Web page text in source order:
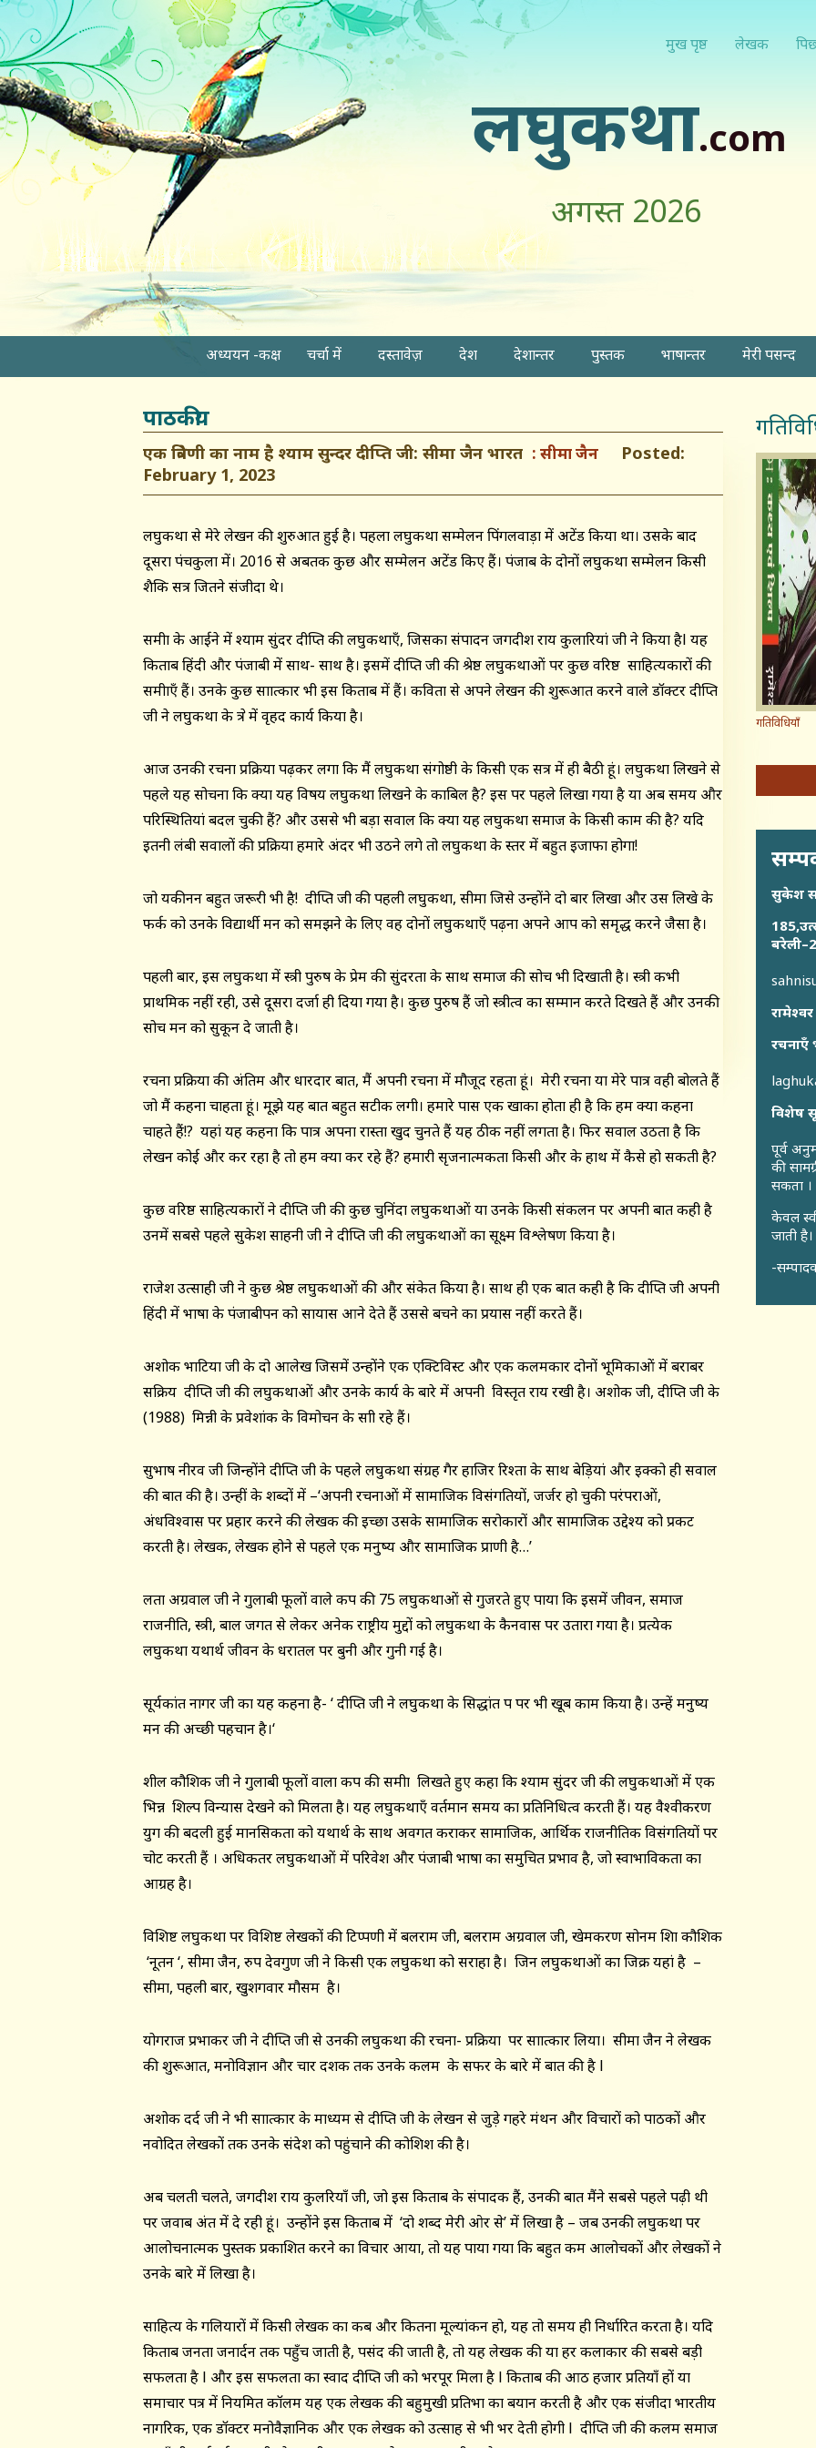
मुख पृष्ठ लेखक
लघुकथा.com
अगस्त 2026
अध्ययन -कक्ष चर्चा में दस्तावेज़ देश देशान्तर पुस्तक भाषान्तर मेरी पसन्द
पाठकीय
एक त्रिवेणी का नाम है श्याम सुन्दर दीप्ति जी: सीमा जैन भारत सीमा जैन Posted:
February 1, 2023
लघुकथा से मेरे लेखन की शुरुआत हुई है। पहला लघुकथा सम्मेलन पिंगलवाड़ा में अटेंड किया था। उसके बाद
दूसरा पंचकुला में। 2016 से अबतक कुछ और सम्मेलन अटेंड किए हैं। पंजाब के दोनों लघुकथा सम्मेलन किसी
शैक्षिक सत्र जितने संजीदा थे।
समीक्षा के आईने में श्याम सुंदर दीप्ति की लघुकथाएँ, जिसका संपादन जगदीश राय कुलारियां जी ने किया हैl यह
किताब हिंदी और पंजाबी में साथ- साथ है। इसमें दीप्ति जी की श्रेष्ठ लघुकथाओं पर कुछ वरिष्ठ साहित्यकारों की
समीक्षाएँ हैं। उनके कुछ साक्षात्कार भी इस किताब में हैं। कविता से अपने लेखन की शुरूआत करने वाले डॉक्टर दीप्ति
जी ने लघुकथा के क्षेत्र में वृहद कार्य किया है।
आज उनकी रचना प्रक्रिया पढ़कर लगा कि मैं लघुकथा संगोष्ठी के किसी एक सत्र में ही बैठी हूं। लघुकथा लिखने से
पहले यह सोचना कि क्या यह विषय लघुकथा लिखने के काबिल है? इस पर पहले लिखा गया है या अब समय और
परिस्थितियां बदल चुकी हैं? और उससे भी बड़ा सवाल कि क्या यह लघुकथा समाज के किसी काम की है? यदि
इतनी लंबी सवालों की प्रक्रिया हमारे अंदर भी उठने लगे तो लघुकथा के स्तर में बहुत इजाफा होगा!
जो यकीनन बहुत जरूरी भी है! दीप्ति जी की पहली लघुकथा, सीमा जिसे उन्होंने दो बार लिखा और उस लिखे के
फर्क को उनके विद्यार्थी मन को समझने के लिए वह दोनों लघुकथाएँ पढ़ना अपने आप को समृद्ध करने जैसा है।
पहली बार, इस लघुकथा में स्त्री पुरुष के प्रेम की सुंदरता के साथ समाज की सोच भी दिखाती है। स्त्री कभी
प्राथमिक नहीं रही, उसे दूसरा दर्जा ही दिया गया है। कुछ पुरुष हैं जो स्त्रीत्व का सम्मान करते दिखते हैं और उनकी
सोच मन को सुकून दे जाती है।
रचना प्रक्रिया की अंतिम और धारदार बात, मैं अपनी रचना में मौजूद रहता हूं। मेरी रचना या मेरे पात्र वही बोलते हैं
जो मैं कहना चाहता हूं। मूझे यह बात बहुत सटीक लगी। हमारे पास एक खाका होता ही है कि हम क्या कहना
चाहते हैं!? यहां यह कहना कि पात्र अपना रास्ता खुद चुनते हैं यह ठीक नहीं लगता है। फिर सवाल उठता है कि
लेखन कोई और कर रहा है तो हम क्या कर रहे हैं? हमारी सृजनात्मकता किसी और के हाथ में कैसे हो सकती है?
कुछ वरिष्ठ साहित्यकारों ने दीप्ति जी की कुछ चुनिंदा लघुकथाओं या उनके किसी संकलन पर अपनी बात कही है
उनमें सबसे पहले सुकेश साहनी जी ने दीप्ति जी की लघुकथाओं का सूक्ष्म विश्लेषण किया है।
राजेश उत्साही जी ने कुछ श्रेष्ठ लघुकथाओं की और संकेत किया है। साथ ही एक बात कही है कि दीप्ति जी अपनी
हिंदी में भाषा के पंजाबीपन को सायास आने देते हैं उससे बचने का प्रयास नहीं करते हैं।
अशोक भाटिया जी के दो आलेख जिसमें उन्होंने एक एक्टिविस्ट और एक कलमकार दोनों भूमिकाओं में बराबर
सक्रिय दीप्ति जी की लघुकथाओं और उनके कार्य के बारे में अपनी विस्तृत राय रखी है। अशोक जी, दीप्ति जी के
(1988) मिन्नी के प्रवेशांक के विमोचन के साक्षी रहे हैं।
सुभाष नीरव जी जिन्होंने दीप्ति जी के पहले लघुकथा संग्रह गैर हाजिर रिश्ता के साथ बेड़ियां और इक्को ही सवाल
की बात की है। उन्हीं के शब्दों में –‘अपनी रचनाओं में सामाजिक विसंगतियों, जर्जर हो चुकी परंपराओं,
अंधविश्वास पर प्रहार करने की लेखक की इच्छा उसके सामाजिक सरोकारों और सामाजिक उद्देश्य को प्रकट
करती है। लेखक, लेखक होने से पहले एक मनुष्य और सामाजिक प्राणी है…’
लता अग्रवाल जी ने गुलाबी फूलों वाले कप की 75 लघुकथाओं से गुजरते हुए पाया कि इसमें जीवन, समाज
राजनीति, स्त्री, बाल जगत से लेकर अनेक राष्ट्रीय मुद्दों को लघुकथा के कैनवास पर उतारा गया है। प्रत्येक
लघुकथा यथार्थ जीवन के धरातल पर बुनी और गुनी गई है।
सूर्यकांत नागर जी का यह कहना है- ‘ दीप्ति जी ने लघुकथा के सिद्धांत पक्ष पर भी खूब काम किया है। उन्हें मनुष्य
मन की अच्छी पहचान है।‘
शील कौशिक जी ने गुलाबी फूलों वाला कप की समीक्षा लिखते हुए कहा कि श्याम सुंदर जी की लघुकथाओं में एक
भिन्न शिल्प विन्यास देखने को मिलता है। यह लघुकथाएँ वर्तमान समय का प्रतिनिधित्व करती हैं। यह वैश्वीकरण
युग की बदली हुई मानसिकता को यथार्थ के साथ अवगत कराकर सामाजिक, आर्थिक राजनीतिक विसंगतियों पर
चोट करती हैं । अधिकतर लघुकथाओं में परिवेश और पंजाबी भाषा का समुचित प्रभाव है, जो स्वाभाविकता का
आग्रह है।
विशिष्ट लघुकथा पर विशिष्ट लेखकों की टिप्पणी में बलराम जी, बलराम अग्रवाल जी, खेमकरण सोनम शिक्षा कौशिक
‘नूतन ‘, सीमा जैन, रुप देवगुण जी ने किसी एक लघुकथा को सराहा है। जिन लघुकथाओं का जिक्र यहां है –
सीमा, पहली बार, खुशगवार मौसम है।
योगराज प्रभाकर जी ने दीप्ति जी से उनकी लघुकथा की रचना- प्रक्रिया पर साक्षात्कार लिया। सीमा जैन ने लेखक
की शुरूआत, मनोविज्ञान और चार दशक तक उनके कलम के सफर के बारे में बात की है l
अशोक दर्द जी ने भी साक्षात्कार के माध्यम से दीप्ति जी के लेखन से जुड़े गहरे मंथन और विचारों को पाठकों और
नवोदित लेखकों तक उनके संदेश को पहुंचाने की कोशिश की है।
अब चलती चलते, जगदीश राय कुलरियाँ जी, जो इस किताब के संपादक हैं, उनकी बात मैंने सबसे पहले पढ़ी थी
पर जवाब अंत में दे रही हूं। उन्होंने इस किताब में ‘दो शब्द मेरी ओर से’ में लिखा है – जब उनकी लघुकथा पर
आलोचनात्मक पुस्तक प्रकाशित करने का विचार आया, तो यह पाया गया कि बहुत कम आलोचकों और लेखकों ने
उनके बारे में लिखा है।
साहित्य के गलियारों में किसी लेखक का कब और कितना मूल्यांकन हो, यह तो समय ही निर्धारित करता है। यदि
किताब जनता जनार्दन तक पहुँच जाती है, पसंद की जाती है, तो यह लेखक की या हर कलाकार की सबसे बड़ी
सफलता है l और इस सफलता का स्वाद दीप्ति जी को भरपूर मिला है l किताब की आठ हजार प्रतियाँ हों या
समाचार पत्र में नियमित कॉलम यह एक लेखक की बहुमुखी प्रतिभा का बयान करती है और एक संजीदा भारतीय
नागरिक, एक डॉक्टर मनोवैज्ञानिक और एक लेखक को उत्साह से भी भर देती होगी l दीप्ति जी की कलम समाज
गतिविधियाँ
सुकेश
विशेष
पूर्व
की
सकता ।
केवल
जाती है।
-